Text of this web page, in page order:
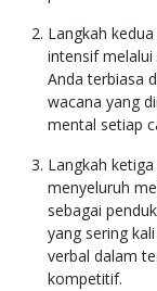
Langkah
intensif melalui
Anda terbiasa
wacana yang
mental setiap
Langkah
menyeluruh
sebagai
yang sering
verbal dalam
kompetitif.